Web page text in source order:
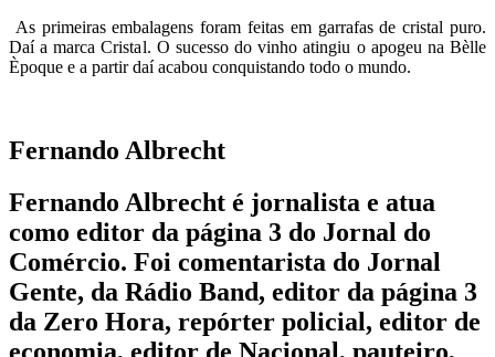
As primeiras embalagens foram feitas em garrafas de cristal puro.
Daí a marca Cristal. O sucesso do vinho atingiu o apogeu na Bèlle
Èpoque e a partir daí acabou conquistando todo o mundo.
Fernando Albrecht
Fernando Albrecht é jornalista e atua
como editor da página 3 do Jornal do
Comércio. Foi comentarista do Jornal
Gente, da Rádio Band, editor da página 3
da Zero Hora, repórter policial, editor de